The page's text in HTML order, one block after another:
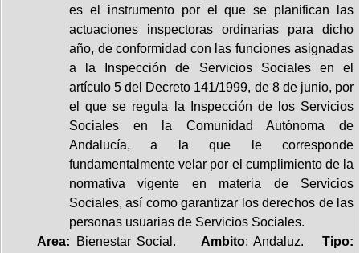
es el instrumento por el que se planifican las
actuaciones inspectoras ordinarias para dicho
año, de conformidad con las funciones asignadas
a la Inspección de Servicios Sociales en el
artículo 5 del Decreto 141/1999, de 8 de junio, por
el que se regula la Inspección de los Servicios
Sociales en la Comunidad Autónoma de
Andalucía, a la que le corresponde
fundamentalmente velar por el cumplimiento de la
normativa vigente en materia de Servicios
Sociales, así como garantizar los derechos de las
personas usuarias de Servicios Sociales.
Area: Bienestar Social. Ambito: Andaluz.Tipo: